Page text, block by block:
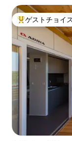
大好評のゲスト
ゲストチョイス